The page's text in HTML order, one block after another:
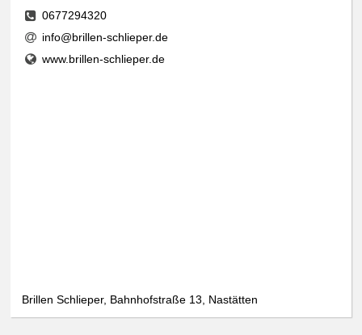
0677294320
info@brillen-schlieper.de
www.brillen-schlieper.de
Brillen Schlieper, Bahnhofstraße 13, Nastätten